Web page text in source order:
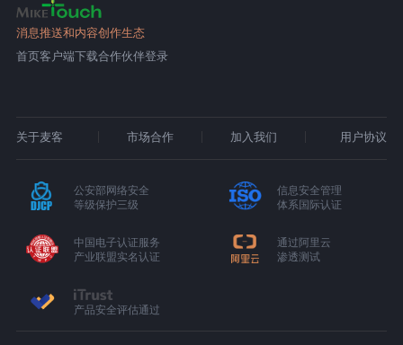
消息推送和内容创作生态
首页客户端下载合作伙伴登录
关于麦客 市场合作 加入我们 用户协议
公安部网络安全
等级保护三级
信息安全管理
体系国际认证
中国电子认证服务
产业联盟实名认证
通过阿里云
渗透测试
产品安全评估通过